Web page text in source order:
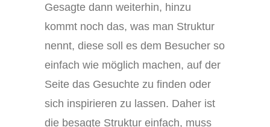
Gesagte dann weiterhin, hinzu
kommt noch das, was man Struktur
nennt, diese soll es dem Besucher so
einfach wie möglich machen, auf der
Seite das Gesuchte zu finden oder
sich inspirieren zu lassen. Daher ist
die besagte Struktur einfach, muss